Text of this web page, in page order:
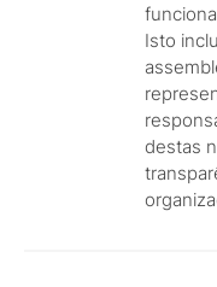
Isto
destas